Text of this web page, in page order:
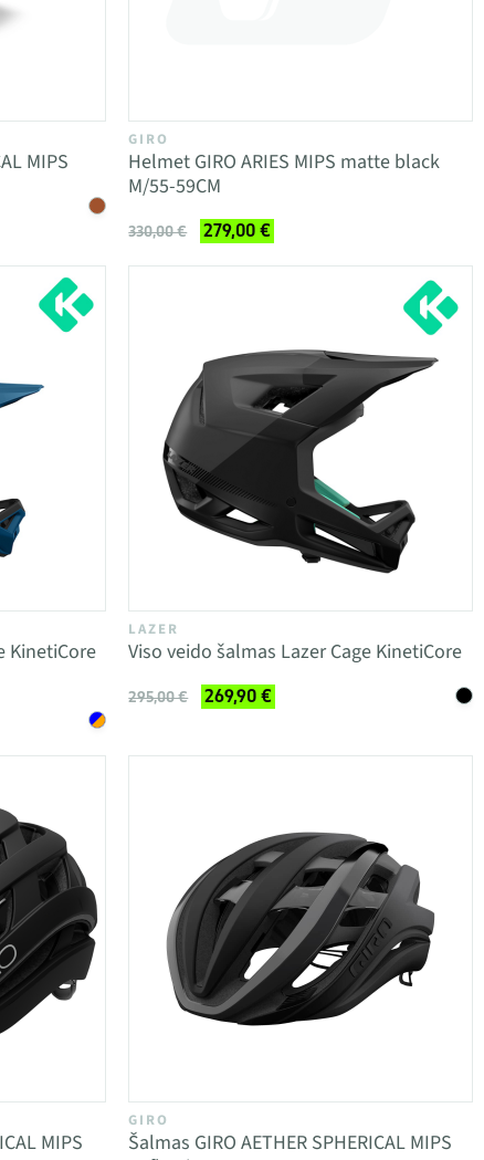
MIPS
GIRO
Helmet GIRO ARIES MIPS matte black
M/55-59CM
330,00 € 279,00 €
KinetiCore
LAZER
Viso veido šalmas Lazer Cage KinetiCore
295,00 € 269,90 €
MIPS
GIRO
Šalmas GIRO AETHER SPHERICAL MIPS